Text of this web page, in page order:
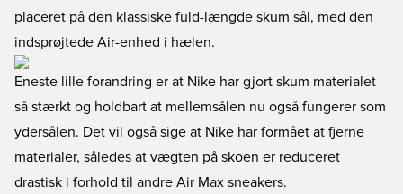
placeret på den klassiske fuld-længde skum sål, med den
indsprøjtede Air-enhed i hælen.
Eneste lille forandring er at Nike har gjort skum materialet
så stærkt og holdbart at mellemsålen nu også fungerer som
ydersålen. Det vil også sige at Nike har formået at fjerne
materialer, således at vægten på skoen er reduceret
drastisk i forhold til andre Air Max sneakers.